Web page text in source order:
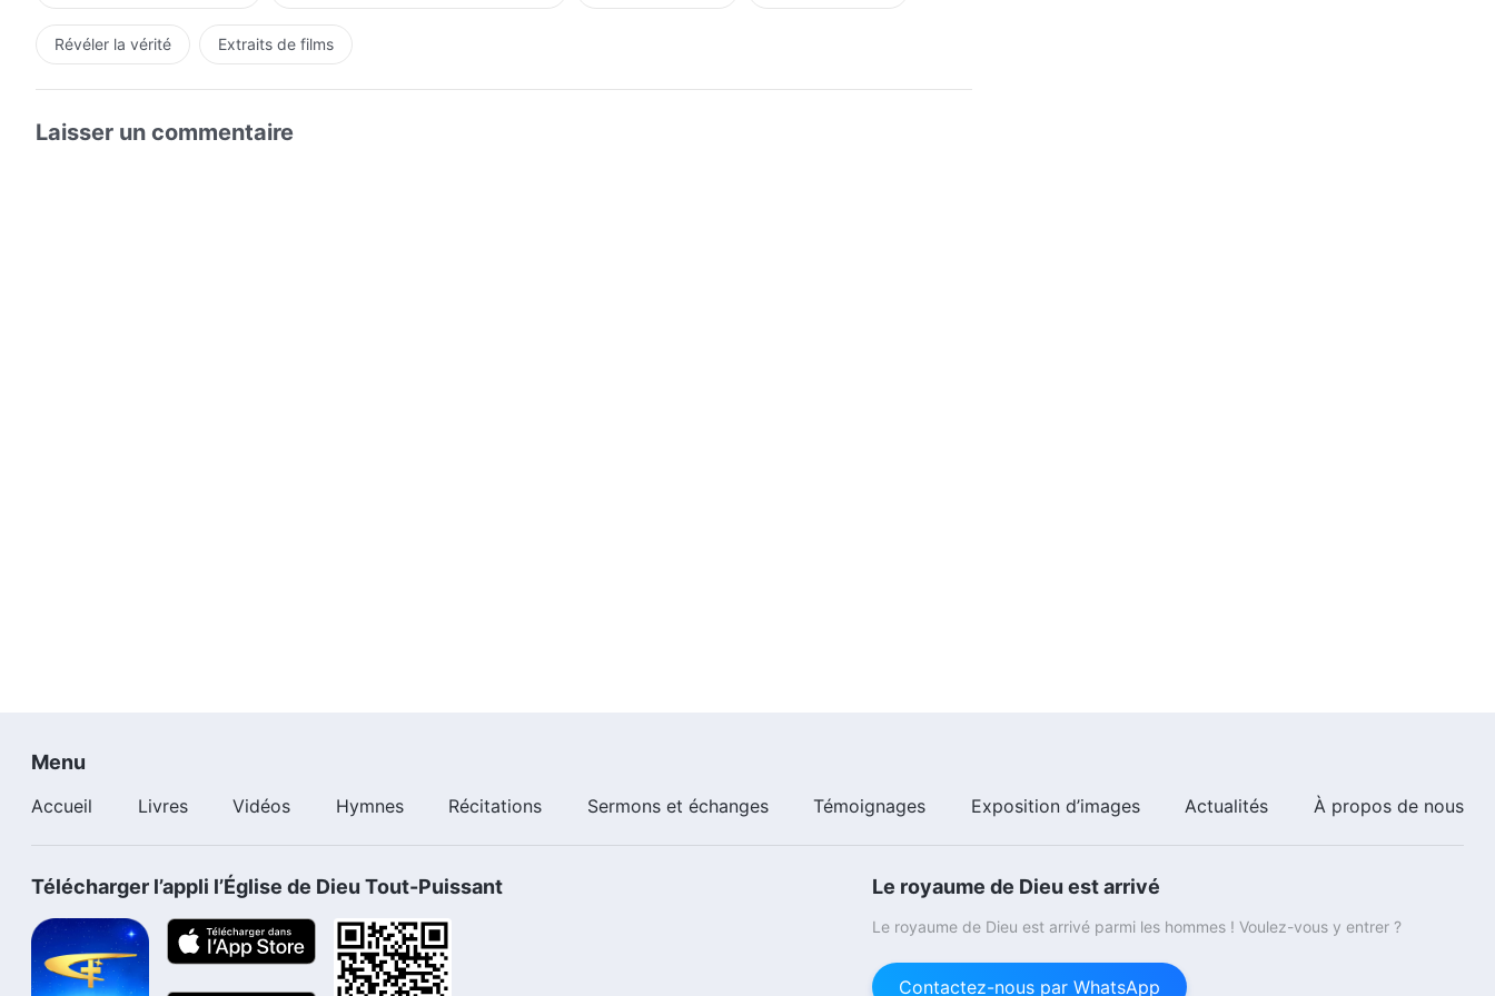
Paroles de Dieu quotidiennes :
Les trois étapes de l'œuvre |
Extrait 26
9:46
Paroles de Dieu quotidiennes :
Les trois étapes de l'œuvre |
Révéler la vérité Extraits de films
Laisser un commentaire
Menu
Accueil Livres Vidéos Hymnes Récitations Sermons et échanges Témoignages Exposition d’images Actualités À propos de nous
Télécharger l’appli l’Église de Dieu Tout-Puissant Le royaume de Dieu est arrivé
Le royaume de Dieu est arrivé parmi les hommes ! Voulez-vous y entrer ?
Contactez-nous par WhatsApp